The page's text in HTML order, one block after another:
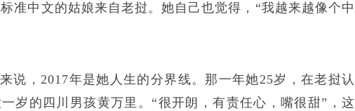
准中文的姑娘来自老挝。她自己也觉得，“我越来越像个中
说，2017年是她人生的分界线。那一年她25岁，在老挝认
岁的四川男孩黄万里。“很开朗，有责任心，嘴很甜”，这